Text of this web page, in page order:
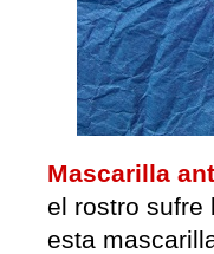
Mascarilla
el rostro sufre
esta